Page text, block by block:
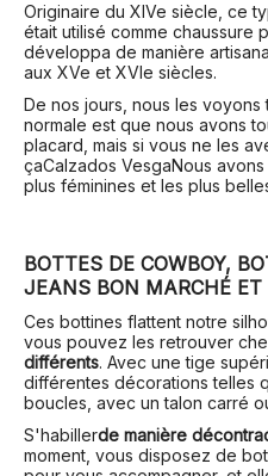
Originaire du XIVe siècle, ce
était utilisé comme chaussure
développa de manière
aux XVe et XVIe siècles.
De nos jours, nous les voyons
normale est que nous avons
placard, mais si vous ne les
çaCalzados VesgaNous
plus féminines et les plus
BOTTES DE COWBOY,
JEANS BON MARCHÉ
Ces bottines flattent notre
vous pouvez les retrouver
différents. Avec une tige
différentes décorations telles
boucles, avec un talon carré
S'habillerde manière
moment, vous disposez de